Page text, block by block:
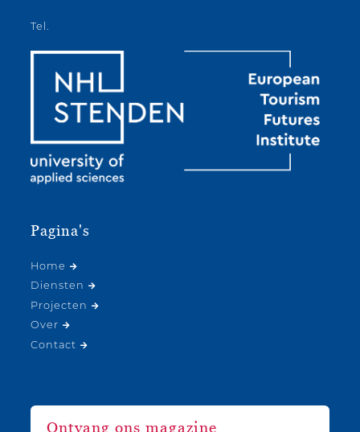
Tel.
Pagina's
Home
Diensten
Projecten
Over
Contact
Ontvang ons magazine